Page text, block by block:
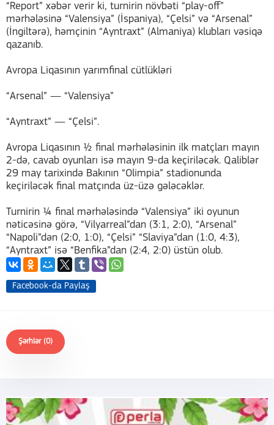
“Report” xəbər verir ki, turnirin növbəti “play-off”
mərhələsinə “Valensiya” (İspaniya), “Çelsi” və “Arsenal”
(İngiltərə), həmçinin “Ayntraxt” (Almaniya) klubları vəsiqə
qazanıb.
Avropa Liqasının yarımfinal cütlükləri
“Arsenal” — “Valensiya”
“Ayntraxt” — “Çelsi”.
Avropa Liqasının ½ final mərhələsinin ilk matçları mayın
2-də, cavab oyunları isə mayın 9-da keçiriləcək. Qaliblər
29 may tarixində Bakının “Olimpia” stadionunda
keçiriləcək final matçında üz-üzə gələcəklər.
Turnirin ¼ final mərhələsində “Valensiya” iki oyunun
nəticəsinə görə, “Vilyarreal”dan (3:1, 2:0), “Arsenal”
“Napoli”dən (2:0, 1:0), “Çelsi” “Slaviya”dan (1:0, 4:3),
“Ayntraxt” isə “Benfika”dan (2:4, 2:0) üstün olub.
Facebook-da Paylaş
Şərhlər (0)